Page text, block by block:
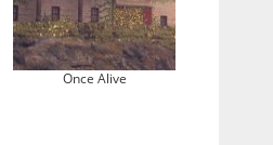
Once Alive